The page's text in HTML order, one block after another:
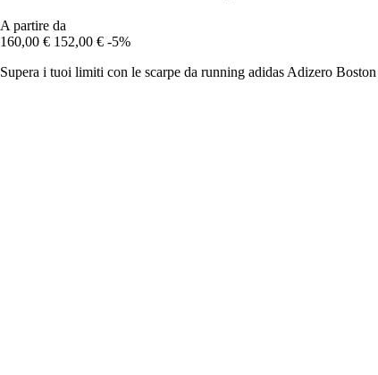
A partire da
160,00 € 152,00 € -5%
Supera i tuoi limiti con le scarpe da running adidas Adizero